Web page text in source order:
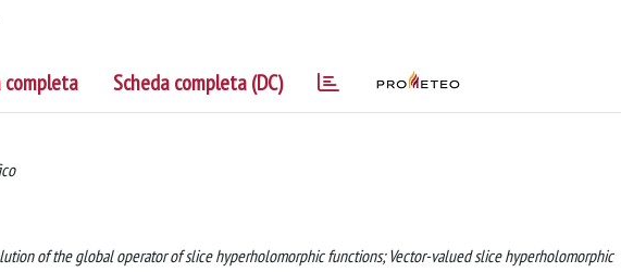
completa Scheda completa (DC)
of the global operator of slice hyperholomorphic functions; Vector-valued slice hyperholomorphic